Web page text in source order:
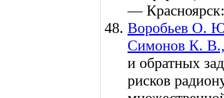
—
Воробьев О.
Симонов К.
и обратных
рисков